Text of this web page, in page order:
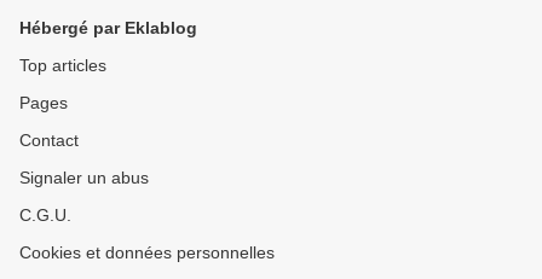
Hébergé par Eklablog
Top articles
Pages
Contact
Signaler un abus
C.G.U.
Cookies et données personnelles